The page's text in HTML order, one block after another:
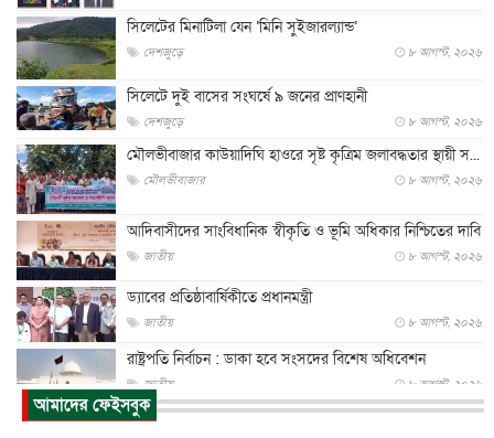
সিলেটের মিনাটিলা যেন ‘মিনি সুইজারল্যান্ড’
দেশজুড়ে ৮ আগস্ট, ২০২৬
সিলেটে দুই বাসের সংঘর্ষে ৯ জনের প্রাণহানী
দেশজুড়ে ৮ আগস্ট, ২০২৬
মৌলভীবাজার কাউয়াদিঘি হাওরে সৃষ্ট কৃত্রিম জলাবদ্ধতার স্থায়ী স...
মৌলভীবাজার ৮ আগস্ট, ২০২৬
আদিবাসীদের সাংবিধানিক স্বীকৃতি ও ভূমি অধিকার নিশ্চিতের দাবি
জাতীয় ৮ আগস্ট, ২০২৬
ড্যাবের প্রতিষ্ঠাবার্ষিকীতে প্রধানমন্ত্রী
জাতীয় ৮ আগস্ট, ২০২৬
রাষ্ট্রপতি নির্বাচন : ডাকা হবে সংসদের বিশেষ অধিবেশন
জাতীয় ৮ আগস্ট, ২০২৬
প্রধানমন্ত্রীর সঙ্গে সাক্ষাতে খুদে শিল্পী অনুশ্রী রায়ের স্বপ...
আমাদের ফেইসবুক